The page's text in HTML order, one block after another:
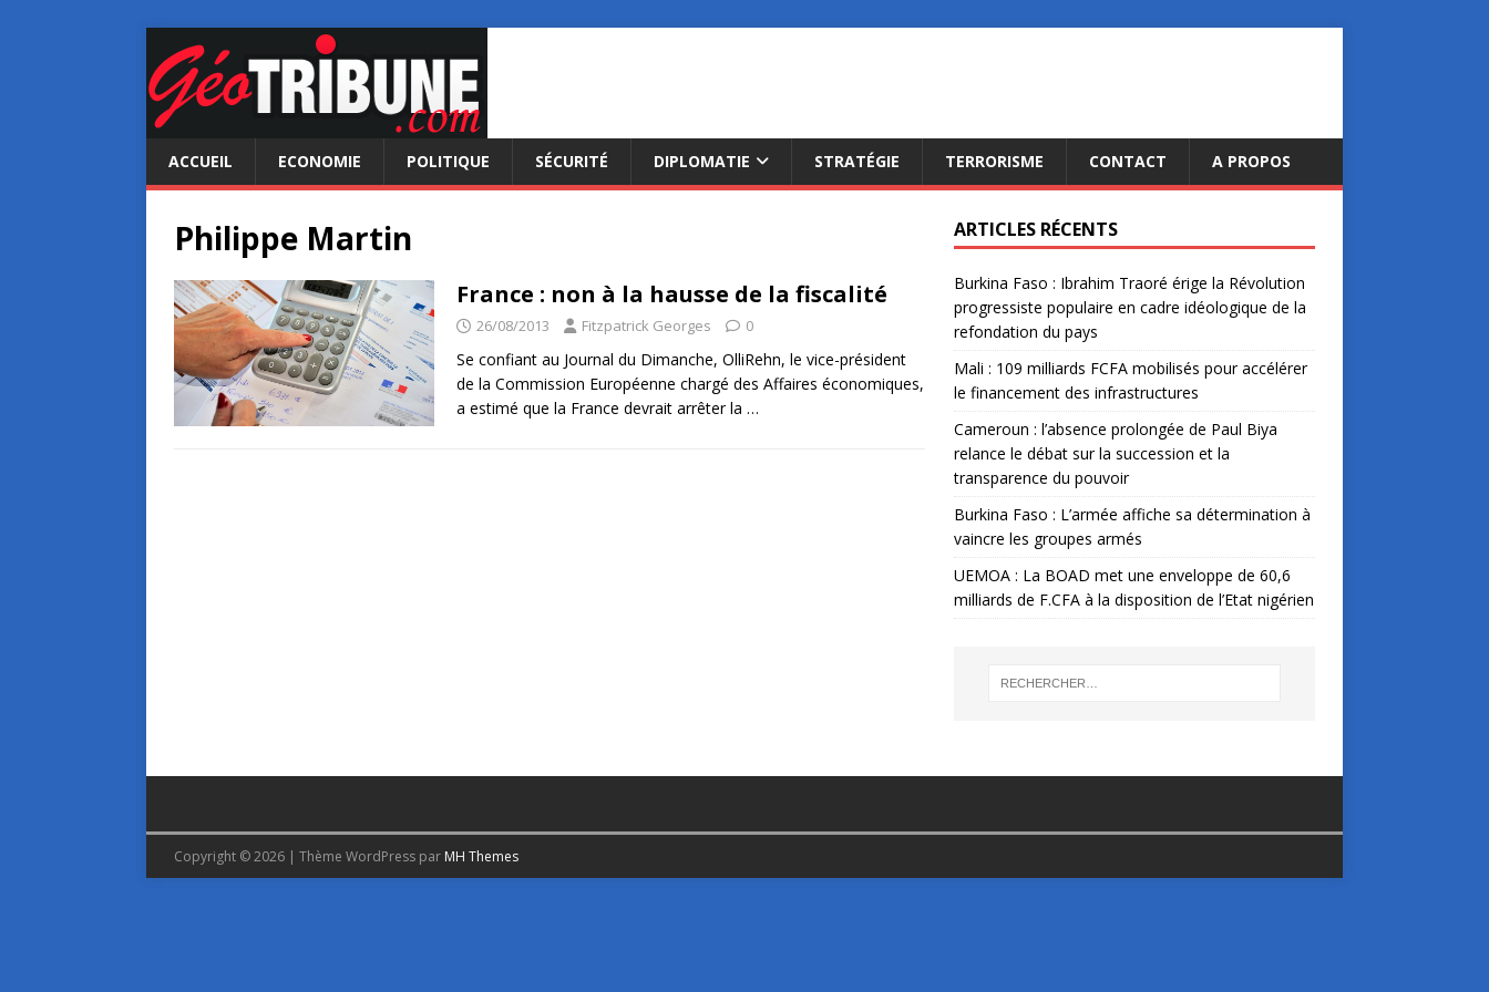
ACCUEIL ECONOMIE POLITIQUE SÉCURITÉ DIPLOMATIE STRATÉGIE TERRORISME CONTACT A PROPOS
Philippe Martin
France : non à la hausse de la fiscalité
26/08/2013 Fitzpatrick Georges 0
Se confiant au Journal du Dimanche, OlliRehn, le vice-président
de la Commission Européenne chargé des Affaires économiques,
a estimé que la France devrait arrêter la …
ARTICLES RÉCENTS
Burkina Faso : Ibrahim Traoré érige la Révolution
progressiste populaire en cadre idéologique de la
refondation du pays
Mali : 109 milliards FCFA mobilisés pour accélérer
le financement des infrastructures
Cameroun : l’absence prolongée de Paul Biya
relance le débat sur la succession et la
transparence du pouvoir
Burkina Faso : L’armée affiche sa détermination à
vaincre les groupes armés
UEMOA : La BOAD met une enveloppe de 60,6
milliards de F.CFA à la disposition de l’Etat nigérien
Copyright © 2026 | Thème WordPress par MH Themes